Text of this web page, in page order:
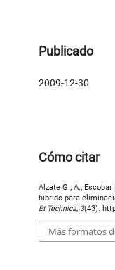
Publicado
2009-12-30
Cómo citar
Alzate G., A.,
hibrido para
Et Technica, 3(43).
Más formatos